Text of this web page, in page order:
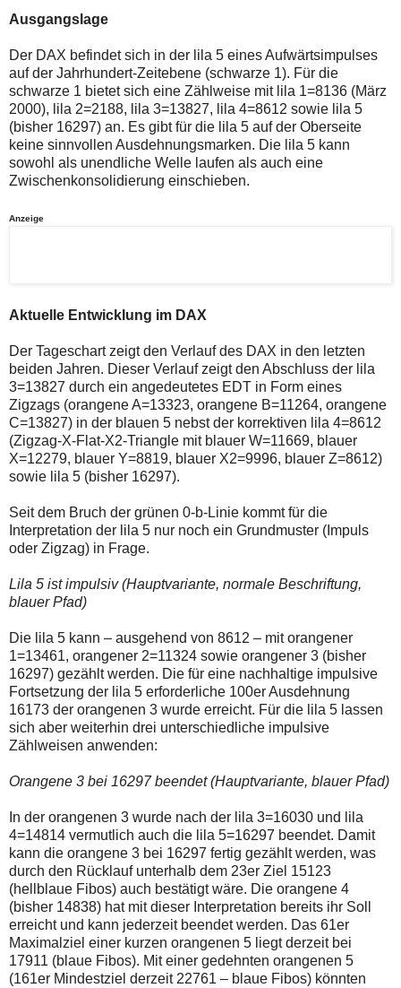
Verstösse
die
Netiquette
oder
ein
Missbrauch
der
Kommentarfunktion
sein.
Bitte
überprüfen
Browsereinstellungen
Sie
es
einem
späteren
Zeitpunkt
noch
einmal.
Sollte
das
Problem
weiterbestehen
bitte
um
Kontaktaufnahme
per
Mail
elliottwellen@online.de.
zur
des
Problems
sind
die
Post
auch
auf
der
Plattform
online.de
sind
Post
auch
auf
der
Plattform
wallstreet-
online.de
verfügbar.
Ausgangslage
Der DAX befindet sich in der lila 5 eines Aufwärtsimpulses
auf der Jahrhundert-Zeitebene (schwarze 1). Für die
schwarze 1 bietet sich eine Zählweise mit lila 1=8136 (März
2000), lila 2=2188, lila 3=13827, lila 4=8612 sowie lila 5
(bisher 16297) an. Es gibt für die lila 5 auf der Oberseite
keine sinnvollen Ausdehnungsmarken. Die lila 5 kann
sowohl als unendliche Welle laufen als auch eine
Zwischenkonsolidierung einschieben.
Anzeige
Aktuelle Entwicklung im DAX
Der Tageschart zeigt den Verlauf des DAX in den letzten
beiden Jahren. Dieser Verlauf zeigt den Abschluss der lila
3=13827 durch ein angedeutetes EDT in Form eines
Zigzags (orangene A=13323, orangene B=11264, orangene
C=13827) in der blauen 5 nebst der korrektiven lila 4=8612
(Zigzag-X-Flat-X2-Triangle mit blauer W=11669, blauer
X=12279, blauer Y=8819, blauer X2=9996, blauer Z=8612)
sowie lila 5 (bisher 16297).
Seit dem Bruch der grünen 0-b-Linie kommt für die
Interpretation der lila 5 nur noch ein Grundmuster (Impuls
oder Zigzag) in Frage.
Lila 5 ist impulsiv (Hauptvariante, normale Beschriftung,
blauer Pfad)
Die lila 5 kann – ausgehend von 8612 – mit orangener
1=13461, orangener 2=11324 sowie orangener 3 (bisher
16297) gezählt werden. Die für eine nachhaltige impulsive
Fortsetzung der lila 5 erforderliche 100er Ausdehnung
16173 der orangenen 3 wurde erreicht. Für die lila 5 lassen
sich aber weiterhin drei unterschiedliche impulsive
Zählweisen anwenden:
Orangene 3 bei 16297 beendet (Hauptvariante, blauer Pfad)
In der orangenen 3 wurde nach der lila 3=16030 und lila
4=14814 vermutlich auch die lila 5=16297 beendet. Damit
kann die orangene 3 bei 16297 fertig gezählt werden, was
durch den Rücklauf unterhalb dem 23er Ziel 15123
(hellblaue Fibos) auch bestätigt wäre. Die orangene 4
(bisher 14838) hat mit dieser Interpretation bereits ihr Soll
erreicht und kann jederzeit beendet werden. Das 61er
Maximalziel einer kurzen orangenen 5 liegt derzeit bei
17911 (blaue Fibos). Mit einer gedehnten orangenen 5
(161er Mindestziel derzeit 22761 – blaue Fibos) könnten